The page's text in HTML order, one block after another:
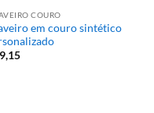
COURO
em couro sintético